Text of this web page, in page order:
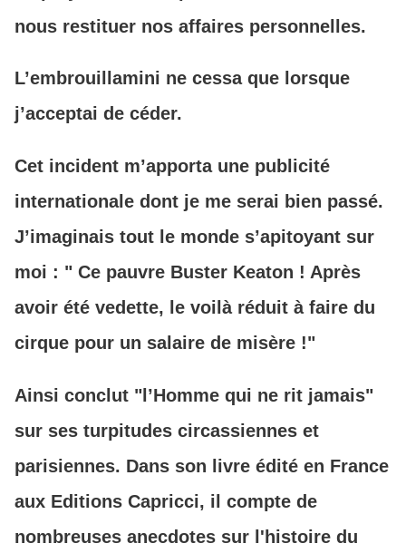
nous restituer nos affaires personnelles.
L’embrouillamini ne cessa que lorsque
j’acceptai de céder.
Cet incident m’apporta une publicité
internationale dont je me serai bien passé.
J’imaginais tout le monde s’apitoyant sur
moi : " Ce pauvre Buster Keaton ! Après
avoir été vedette, le voilà réduit à faire du
cirque pour un salaire de misère !"
Ainsi conclut "l’Homme qui ne rit jamais"
sur ses turpitudes circassiennes et
parisiennes. Dans son livre édité en France
aux Editions Capricci, il compte de
nombreuses anecdotes sur l'histoire du